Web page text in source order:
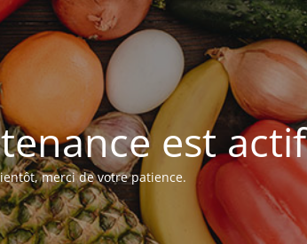
est actif
merci de votre patience.